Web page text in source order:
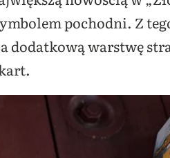
pochodni. Z
dodatkową warstwę